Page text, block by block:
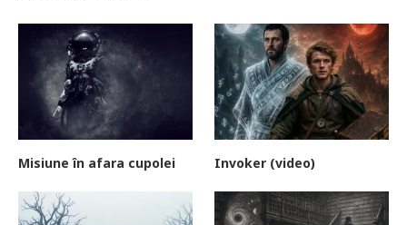
Misiune în afara cupolei Invoker (video)